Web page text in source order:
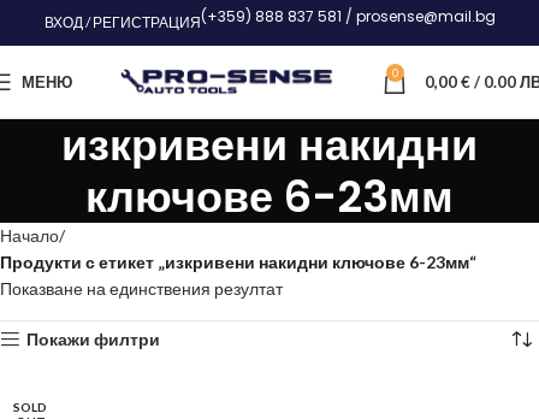
ВХОД / РЕГИСТРАЦИЯ(+359) 888 837 581 / prosense@mail.bg
МЕНЮ 0 0,00€/ 0.00
изкривени накидни
ключове 6-23мм
Начало
Продукти с етикет „изкривени накидни ключове 6-23мм“
Показване на единствения резултат
Покажи филтри
SOLD